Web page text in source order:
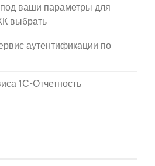
ваши параметры для
выбрать
аутентификации по
1С-Отчетность